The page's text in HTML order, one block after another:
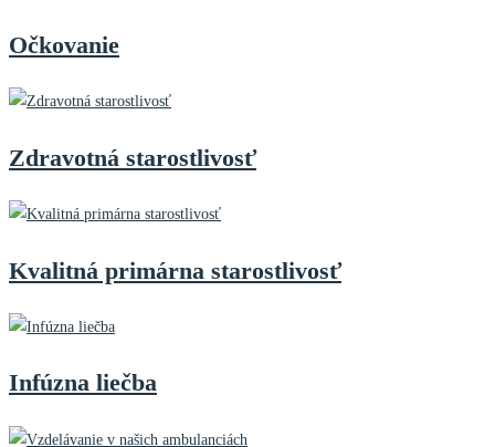
Očkovanie
Zdravotná starostlivosť
Kvalitná primárna starostlivosť
Infúzna liečba